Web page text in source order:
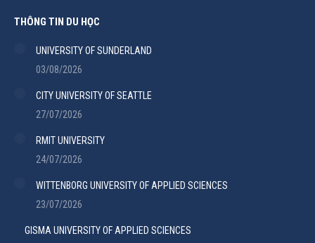
THÔNG TIN DU HỌC
UNIVERSITY OF SUNDERLAND
03/08/2026
CITY UNIVERSITY OF SEATTLE
27/07/2026
RMIT UNIVERSITY
24/07/2026
WITTENBORG UNIVERSITY OF APPLIED SCIENCES
23/07/2026
GISMA UNIVERSITY OF APPLIED SCIENCES